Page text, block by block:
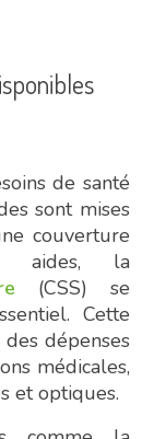
de santé
sont mises
couverture
aides, la
(CSS) se
Cette
dépenses
médicales,
et optiques.